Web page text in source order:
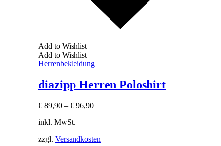
Add to Wishlist
Add to Wishlist
Herrenbekleidung
diazipp Herren Poloshirt
€ 89,90 – € 96,90
inkl. MwSt.
zzgl. Versandkosten